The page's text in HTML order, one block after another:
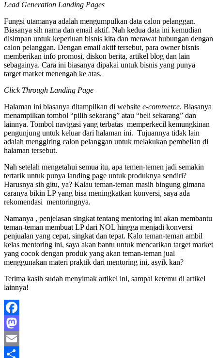
Lead Generation Landing Pages
Fungsi utamanya adalah mengumpulkan data calon pelanggan.
Biasanya sih nama dan email aktif. Nah kedua data ini kemudian
disimpan untuk keperluan bisnis kita dan merawat hubungan dengan
calon pelanggan. Dengan email aktif tersebut, para owner bisnis
memberikan info promosi, diskon berita, artikel blog dan lain
sebagainya. Cara ini biasanya dipakai untuk bisnis yang punya
target market menengah ke atas.
Click Through Landing Page
Halaman ini biasanya ditampilkan di website e-commerce. Biasanya
menampilkan tombol “pilih sekarang” atau “beli sekarang” dan
lainnya. Tombol navigasi yang terbatas memperkecil kemungkinan
pengunjung untuk keluar dari halaman ini. Tujuannya tidak lain
adalah menggiring calon pelanggan untuk melakukan pembelian di
halaman tersebut.
Nah setelah mengetahui semua itu, apa temen-temen jadi semakin
tertarik untuk punya landing page untuk produknya sendiri?
Harusnya sih gitu, ya? Kalau teman-teman masih bingung gimana
caranya bikin LP yang bisa meningkatkan konversi, saya ada
rekomendasi mentoringnya.
Namanya , penjelasan singkat tentang mentoring ini akan membantu
teman-teman membuat LP dari NOL hingga menjadi konversi
penjualan yang cepat, singkat dan tepat. Kalo teman-teman ambil
kelas mentoring ini, saya akan bantu untuk mencarikan target market
yang cocok dengan produk yang akan teman-teman jual
menggunakan materi praktik dari mentoring ini, asyik kan?
Terima kasih sudah menyimak artikel ini, sampai ketemu di artikel
lainnya!
Facebook
Mastodon
Email